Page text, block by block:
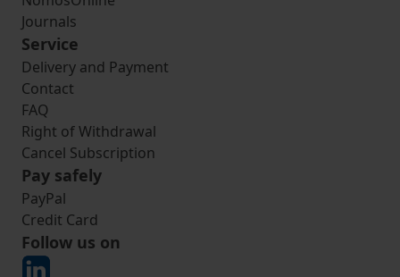
Journals
Service
Delivery and Payment
Contact
FAQ
Right of Withdrawal
Cancel Subscription
Pay safely
PayPal
Credit Card
Follow us on